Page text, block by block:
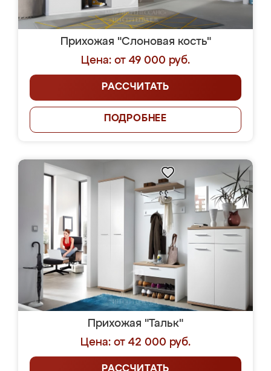
Прихожая "Слоновая кость"
Цена: от 49 000 руб.
РАССЧИТАТЬ
ПОДРОБНЕЕ
Прихожая "Тальк"
Цена: от 42 000 руб.